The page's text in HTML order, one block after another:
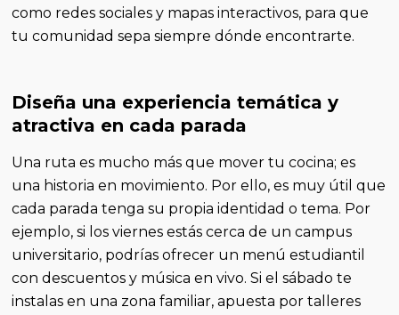
como redes sociales y mapas interactivos, para que
tu comunidad sepa siempre dónde encontrarte.
Diseña una experiencia temática y
atractiva en cada parada
Una ruta es mucho más que mover tu cocina; es
una historia en movimiento. Por ello, es muy útil que
cada parada tenga su propia identidad o tema. Por
ejemplo, si los viernes estás cerca de un campus
universitario, podrías ofrecer un menú estudiantil
con descuentos y música en vivo. Si el sábado te
instalas en una zona familiar, apuesta por talleres